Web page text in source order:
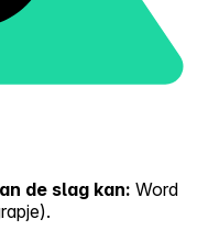
de slag kan: Word